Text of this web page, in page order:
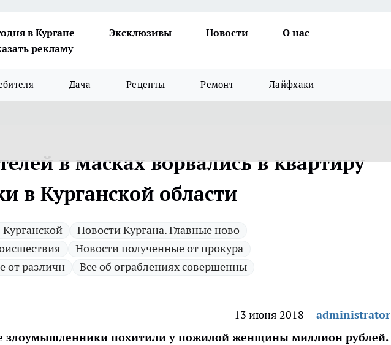
в Кургане Эксклюзивы Новости
О нас
рекламу
Дача Рецепты Ремонт Лайфхаки
в масках ворвались в квартиру
в Курганской области
Новости Кургана. Главные ново
Новости полученные от прокура
от различн
Все об ограблениях совершенны
13 июня 2018
administrator
злоумышленники похитили у пожилой женщины миллион рублей.